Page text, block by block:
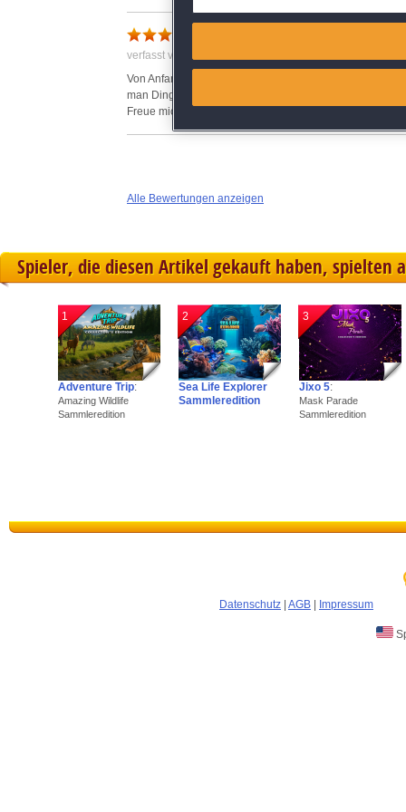
verfasst von Claudia am 17.03.2018 um 14:04
Von Anfang an gut gemacht. Man bekommt die
man Dinge mit sehen kann. Ein Karte bekommt man
Freue mich schon auf andere Spiele davon
Alle Bewertungen anzeigen
Spieler, die diesen Artikel gekauft haben, spielten
1
Adventure Trip:
Amazing Wildlife
Sammleredition
2
Sea Life Explorer
Sammleredition
3
Jixo 5:
Mask Parade
Sammleredition
Datenschutz AGB Impressum